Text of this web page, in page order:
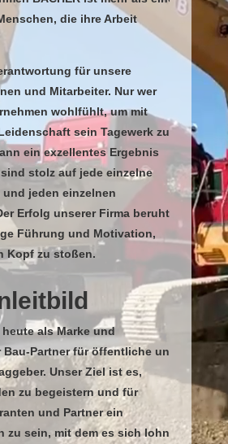
die ihre Arbeit
für unsere
und Mitarbeiter. Nur wer
wohlfühlt, um mit
sein Tagewerk zu
ein exzellentes Ergebnis
stolz auf jede einzelne
jeden einzelnen
Erfolg unserer Firma beruht
Führung und Motivation,
Kopf zu stoßen.
heute als Marke und
Partner für öffentliche und
Unser Ziel ist es,
zu begeistern und für
und Partner ein
zu sein, mit dem es sich lohnt